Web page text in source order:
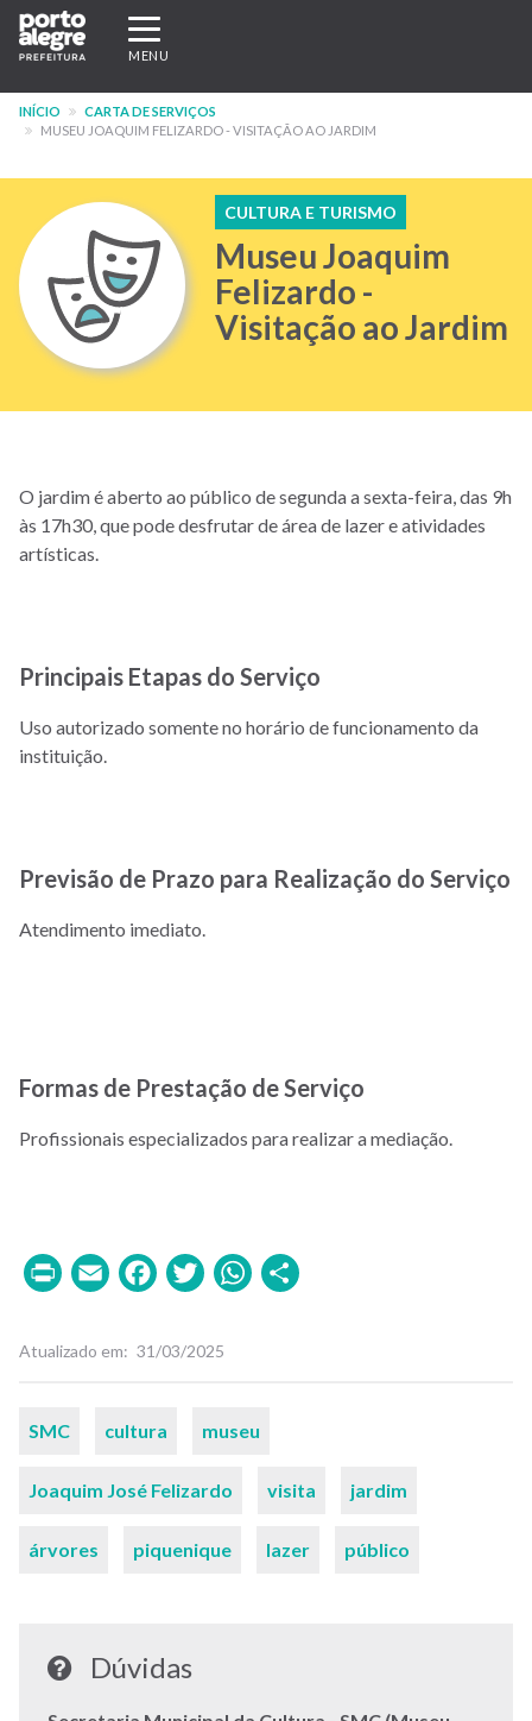
Pular
para
conteúdo
principal
Expandir/recolher
navegação
MENU
INÍCIO
CARTA DE SERVIÇOS
MUSEU JOAQUIM FELIZARDO - VISITAÇÃO AO JARDIM
CULTURA E TURISMO
Museu Joaquim
Felizardo -
Visitação ao Jardim
O jardim é aberto ao público de segunda a sexta-feira, das 9h
às 17h30, que pode desfrutar de área de lazer e atividades
artísticas.
Principais Etapas do Serviço
Uso autorizado somente no horário de funcionamento da
instituição.
Previsão de Prazo para Realização do Serviço
Atendimento imediato.
Formas de Prestação de Serviço
Profissionais especializados para realizar a mediação.
PrintEmailFacebook
TwitterWhatsApp
Atualizado em 31/03/2025
Palavras-
SMC cultura museu
Joaquim José Felizardo visita jardim
árvores piquenique lazer público
Dúvidas